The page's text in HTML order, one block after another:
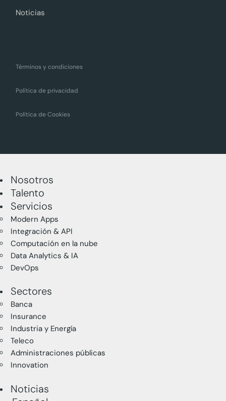
Noticias
Términos y condiciones
Política de privacidad
Política de Cookies
Nosotros
Talento
Servicios
Modern Apps
Integración & API
Computación en la nube
Data Analytics & IA
DevOps
Sectores
Banca
Insurance
Industria y Energía
Teleco
Administraciones públicas
Innovation
Noticias